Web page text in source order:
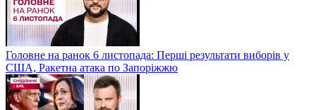
Головне на ранок 6 листопада: Перші результати виборів у
США, Ракетна атака по Запоріжжю